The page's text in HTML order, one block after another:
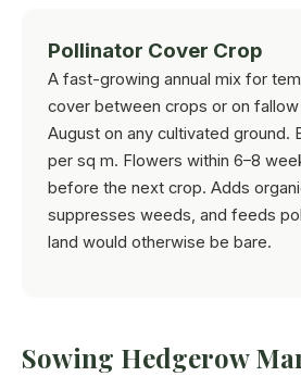
Pollinator Cover Crop
A fast-growing annual mix for
cover between crops or on fallow
August on any cultivated ground.
per sq m. Flowers within 6–8
before the next crop. Adds
suppresses weeds, and feeds
land would otherwise be bare.
Sowing Hedgerow